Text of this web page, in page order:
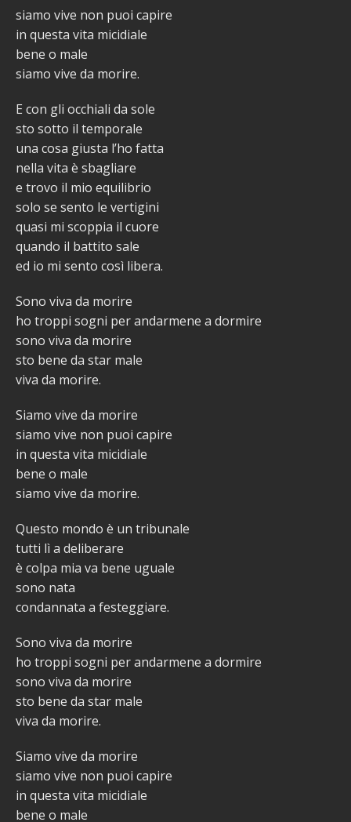
siamo vive non puoi capire
in questa vita micidiale
bene o male
siamo vive da morire.
E con gli occhiali da sole
sto sotto il temporale
una cosa giusta l’ho fatta
nella vita è sbagliare
e trovo il mio equilibrio
solo se sento le vertigini
quasi mi scoppia il cuore
quando il battito sale
ed io mi sento così libera.
Sono viva da morire
ho troppi sogni per andarmene a dormire
sono viva da morire
sto bene da star male
viva da morire.
Siamo vive da morire
siamo vive non puoi capire
in questa vita micidiale
bene o male
siamo vive da morire.
Questo mondo è un tribunale
tutti lì a deliberare
è colpa mia va bene uguale
sono nata
condannata a festeggiare.
Sono viva da morire
ho troppi sogni per andarmene a dormire
sono viva da morire
sto bene da star male
viva da morire.
Siamo vive da morire
siamo vive non puoi capire
in questa vita micidiale
bene o male